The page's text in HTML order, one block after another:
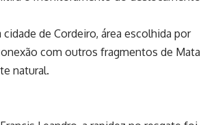
de Cordeiro, área escolhida por
com outros fragmentos de Mata
natural.